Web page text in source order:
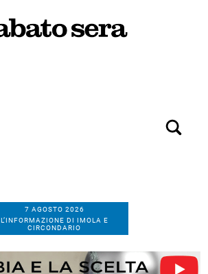
7 AGOSTO 2026
L’INFORMAZIONE DI IMOLA E
CIRCONDARIO